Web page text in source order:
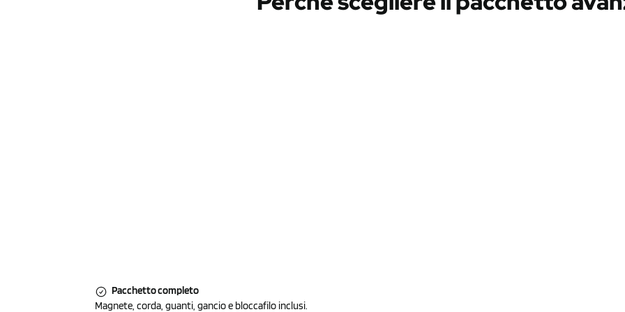
Pacchetto completo
Magnete, corda, guanti, gancio e bloccafilo inclusi.